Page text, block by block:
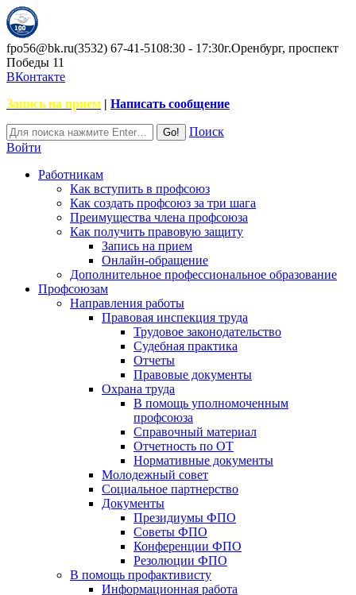
fpo56@bk.ru(3532) 67-41-5108:30 - 17:30г.Оренбург, проспект
Победы 11
ВКонтакте
Запись на прием | Написать сообщение
Поиск
Войти
Работникам
Как вступить в профсоюз
Как создать профсоюз за три шага
Преимущества члена профсоюза
Как получить правовую защиту
Запись на прием
Онлайн-обращение
Дополнительное профессиональное образование
Профсоюзам
Направления работы
Правовая инспекция труда
Трудовое законодательство
Судебная практика
Отчеты
Правовые документы
Охрана труда
В помощь уполномоченным
профсоюза
Справочный материал
Отчетность по ОТ
Нормативные документы
Молодежный совет
Социальное партнерство
Документы
Президиумы ФПО
Советы ФПО
Конференции ФПО
Резолюции ФПО
В помощь профактивисту
Информационная работа